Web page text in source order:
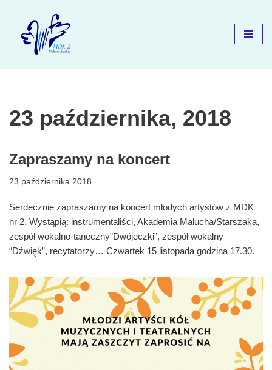
Przejdź
23 października, 2018
Zapraszamy na koncert
23 października 2018
Serdecznie zapraszamy na koncert młodych artystów z MDK
nr 2. Wystąpią: instrumentaliści, Akademia Malucha/Starszaka,
zespół wokalno-taneczny”Dwójeczki”, zespół wokalny
“Dźwięk”, recytatorzy… Czwartek 15 listopada godzina 17.30.